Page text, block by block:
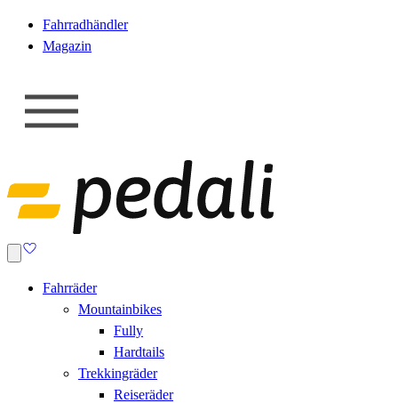
Fahrradhändler
Magazin
Fahrräder
Mountainbikes
Fully
Hardtails
Trekkingräder
Reiseräder